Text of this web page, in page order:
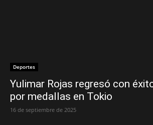
Deportes
Yulimar Rojas regresó con
por medallas en Tokio
16 de septiembre de 2025